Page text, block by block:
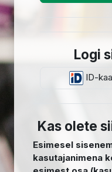
Logi
ID-
Kas olete
Esimesel
kasutajanimena